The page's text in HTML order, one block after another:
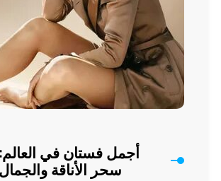
أجمل فستان في العالم:
سحر الأناقة والجمال